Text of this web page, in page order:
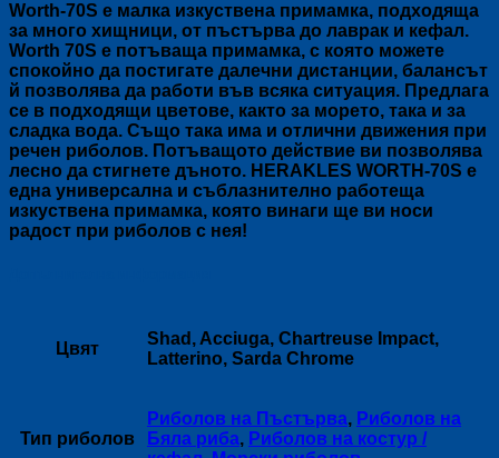
Worth-70S е малка изкуствена примамка, подходяща
за много хищници, от пъстърва до лаврак и кефал.
Worth 70S е потъваща примамка, с която можете
спокойно да постигате далечни дистанции, балансът
й позволява да работи във всяка ситуация. Предлага
се в подходящи цветове, както за морето, така и за
сладка вода. Също така има и отлични движения при
речен риболов. Потъващото действие ви позволява
лесно да стигнете дъното. HERAKLES WORTH-70S е
една универсална и съблазнително работеща
изкуствена примамка, която винаги ще ви носи
радост при риболов с нея!
Цвят
Shad, Acciuga, Chartreuse Impact,
Latterino, Sarda Chrome
Тип риболов
Риболов на Пъстърва, Риболов на
Бяла риба, Риболов на костур /